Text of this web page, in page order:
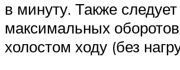
в минуту. Также следует
максимальных
холостом ходу (без